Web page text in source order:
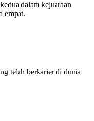
dalam kejuaraan
empat.
telah berkarier di dunia